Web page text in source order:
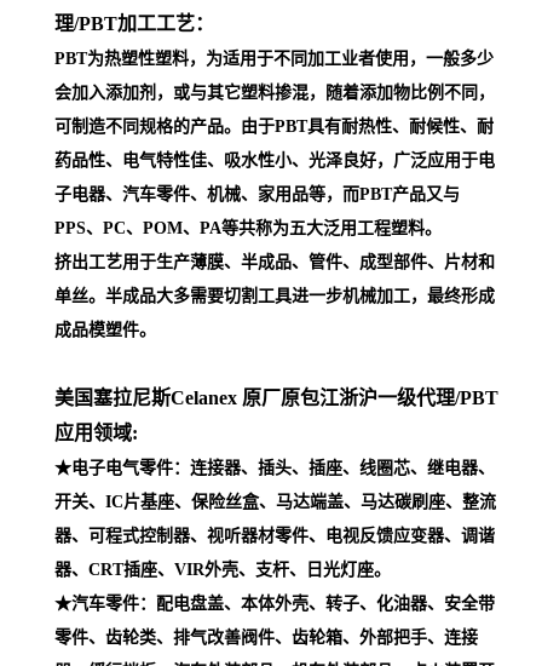
理/PBT加工工艺：
PBT为热塑性塑料，为适用于不同加工业者使用，一般多少
会加入添加剂，或与其它塑料掺混，随着添加物比例不同，
可制造不同规格的产品。由于PBT具有耐热性、耐候性、耐
药品性、电气特性佳、吸水性小、光泽良好，广泛应用于电
子电器、汽车零件、机械、家用品等，而PBT产品又与
PPS、PC、POM、PA等共称为五大泛用工程塑料。
挤出工艺用于生产薄膜、半成品、管件、成型部件、片材和
单丝。半成品大多需要切割工具进一步机械加工，最终形成
成品模塑件。
美国塞拉尼斯Celanex 原厂原包江浙沪一级代理/PBT
应用领域:
★电子电气零件：连接器、插头、插座、线圈芯、继电器、
开关、IC片基座、保险丝盒、马达端盖、马达碳刷座、整流
器、可程式控制器、视听器材零件、电视反馈应变器、调谐
器、CRT插座、VIR外壳、支杆、日光灯座。
★汽车零件：配电盘盖、本体外壳、转子、化油器、安全带
零件、齿轮类、排气改善阀件、齿轮箱、外部把手、连接